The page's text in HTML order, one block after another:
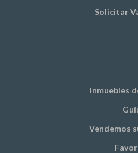
Solicitar
Inmuebles
Vendemos